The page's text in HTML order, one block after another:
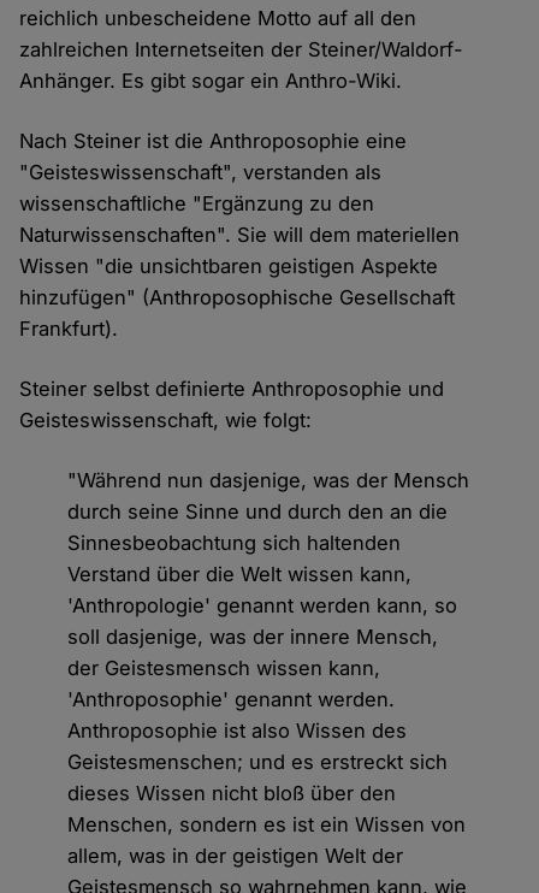
reichlich unbescheidene Motto auf all den
zahlreichen Internetseiten der Steiner/Waldorf-
Anhänger. Es gibt sogar ein Anthro-Wiki.
Nach Steiner ist die Anthroposophie eine
"Geisteswissenschaft", verstanden als
wissenschaftliche "Ergänzung zu den
Naturwissenschaften". Sie will dem materiellen
Wissen "die unsichtbaren geistigen Aspekte
hinzufügen" (Anthroposophische Gesellschaft
Frankfurt).
Steiner selbst definierte Anthroposophie und
Geisteswissenschaft, wie folgt:
"Während nun dasjenige, was der Mensch
durch seine Sinne und durch den an die
Sinnesbeobachtung sich haltenden
Verstand über die Welt wissen kann,
'Anthropologie' genannt werden kann, so
soll dasjenige, was der innere Mensch,
der Geistesmensch wissen kann,
'Anthroposophie' genannt werden.
Anthroposophie ist also Wissen des
Geistesmenschen; und es erstreckt sich
dieses Wissen nicht bloß über den
Menschen, sondern es ist ein Wissen von
allem, was in der geistigen Welt der
Geistesmensch so wahrnehmen kann, wie